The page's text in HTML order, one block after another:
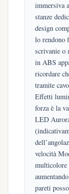
immersiva
stanze
design
lo rendono
scrivanie o
in ABS
ricordare
tramite
Effetti
forza è la
LED
velocità
multicolore
pareti